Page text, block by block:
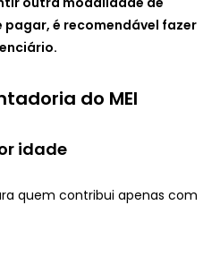
é recomendável fazer
do MEI
idade
quem contribui apenas com